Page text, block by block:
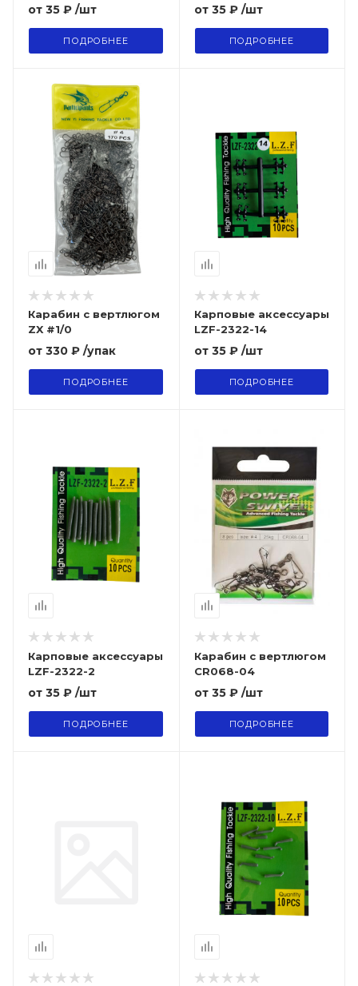
от 35 ₽ /шт
ПОДРОБНЕЕ
от 35 ₽ /шт
ПОДРОБНЕЕ
Карабин с вертлюгом
ZX #1/0
от 330 ₽ /упак
ПОДРОБНЕЕ
Карповые аксессуары
LZF-2322-14
от 35 ₽ /шт
ПОДРОБНЕЕ
Карповые аксессуары
LZF-2322-2
от 35 ₽ /шт
ПОДРОБНЕЕ
Карабин с вертлюгом
CR068-04
от 35 ₽ /шт
ПОДРОБНЕЕ